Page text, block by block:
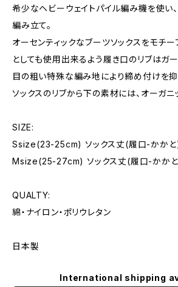
希少なヘビーウェイトパイル編み機を使い
編み立て。
オーセンティックなブーツソックスをモチー
としても使用出来るよう履き口のリブはガ
目の粗い特殊な編み地により締め付けを抑
ソックスのリブから下の素材には、オーガニ
SIZE:
Ssize(23-25cm) ソックス丈(履口-かか
Msize(25-27cm) ソックス丈(履口-かか
QUALTY:
綿・ナイロン・ポリウレタン
日本製
International shipping